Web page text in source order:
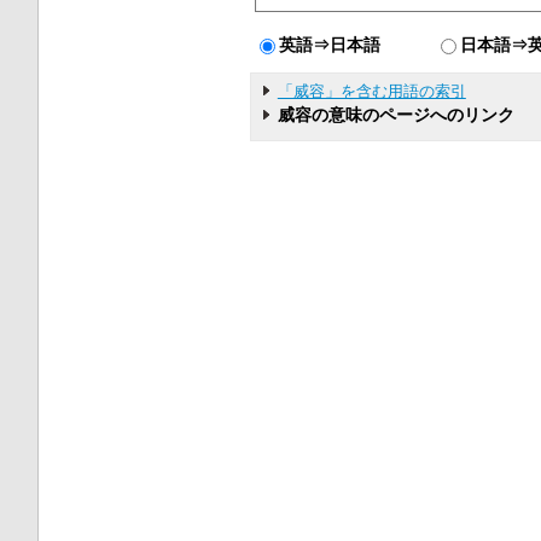
英語⇒日本語 日本語⇒
「威容」を含む用語の索引
威容の意味のページへのリンク